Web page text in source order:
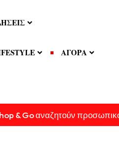
ΑΓΟΡΑ
& Go αναζητούν